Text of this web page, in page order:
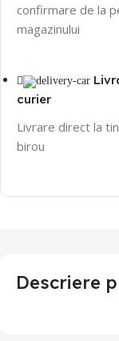
confirmare de la
magazinului
curier
Livrare direct la
birou
Descriere